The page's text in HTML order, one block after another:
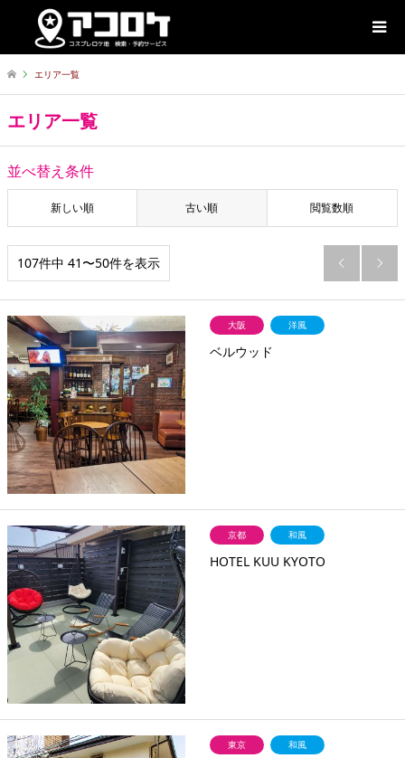
エリア一覧
エリア一覧
並べ替え条件
新しい順 古い順 閲覧数順
107件中 41〜50件を表示  
大阪 洋風
ベルウッド
京都 和風
HOTEL KUU KYOTO
東京 和風